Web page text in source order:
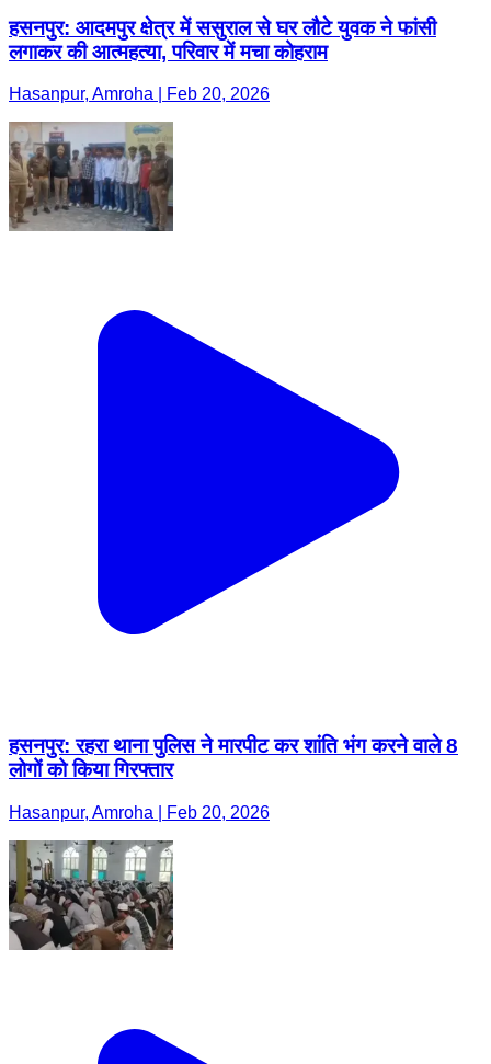
हसनपुर: आदमपुर क्षेत्र में ससुराल से घर लौटे युवक ने फांसी
लगाकर की आत्महत्या, परिवार में मचा कोहराम
Hasanpur, Amroha | Feb 20, 2026
हसनपुर: रहरा थाना पुलिस ने मारपीट कर शांति भंग करने वाले 8
लोगों को किया गिरफ्तार
Hasanpur, Amroha | Feb 20, 2026